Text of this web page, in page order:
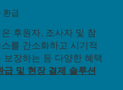
후원자, 조사자 및 참
를 간소화하고 시기적
장하는 등 다양한 혜택
급 및 현장 결제 솔루션
환급